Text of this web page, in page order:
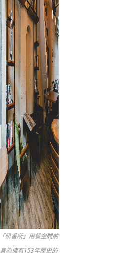
「研香所」用餐空間前
身為擁有153年歷史的